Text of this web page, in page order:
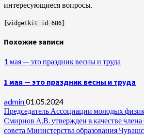
интересующиеся вопросы.
[widgetkit id=686]
Похожие записи
1 мая — это праздник весны и труда
1 мая — это праздник весны и труда
admin01.05.2024
Председатель Ассоциации молодых
Смирнов А.В. утвержден в качестве
совета Министерства образования